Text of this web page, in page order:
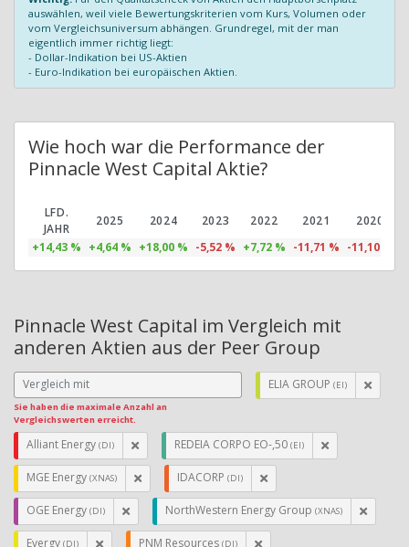
auswählen, weil viele Bewertungskriterien vom Kurs, Volumen oder
vom Vergleichsuniversum abhängen. Grundregel, mit der man
eigentlich immer richtig liegt:
- Dollar-Indikation bei US-Aktien
- Euro-Indikation bei europäischen Aktien.
Wie hoch war die Performance der
Pinnacle West Capital Aktie?
LFD.
JAHR
2025 2024 2023 2022 2021 2020
+14,43 % +4,64 % +18,00 % -5,52 % +7,72 % -11,71 % -11,10 %
Pinnacle West Capital im Vergleich mit
anderen Aktien aus der Peer Group
Sie haben die maximale Anzahl an
Vergleichswerten erreicht.
ELIA GROUP (EI)
Alliant Energy (DI) REDEIA CORPO EO-,50 (EI)
MGE Energy (XNAS) IDACORP (DI)
OGE Energy (DI) NorthWestern Energy Group (XNAS)
Evergy (DI) PNM Resources (DI)